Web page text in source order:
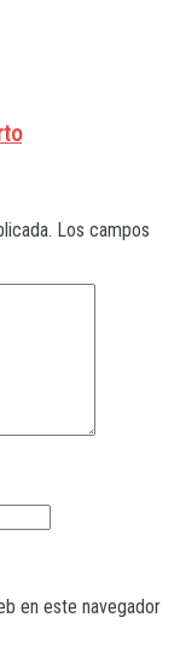
Los campos
en este navegador